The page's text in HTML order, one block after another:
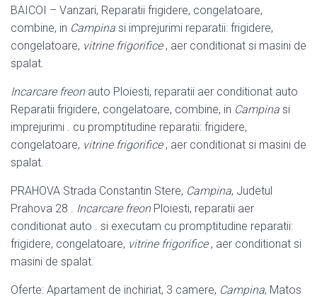
BAICOI – Vanzari, Reparatii frigidere, congelatoare,
combine, in Campina si imprejurimi reparatii: frigidere,
congelatoare, vitrine frigorifice, aer conditionat si masini de
spalat.
Incarcare freonauto Ploiesti, reparatii aer conditionat auto
Reparatii frigidere, congelatoare, combine, in Campina si
imprejurimi . cu promptitudine reparatii: frigidere,
congelatoare, vitrine frigorifice, aer conditionat si masini de
spalat.
PRAHOVA Strada Constantin Stere, Campina, Judetul
Prahova 28 . Incarcare freonPloiesti, reparatii aer
conditionat auto . si executam cu promptitudine reparatii:
frigidere, congelatoare, vitrine frigorifice, aer conditionat si
masini de spalat.
Oferte: Apartament de inchiriat, 3 camere, Campina, Matos